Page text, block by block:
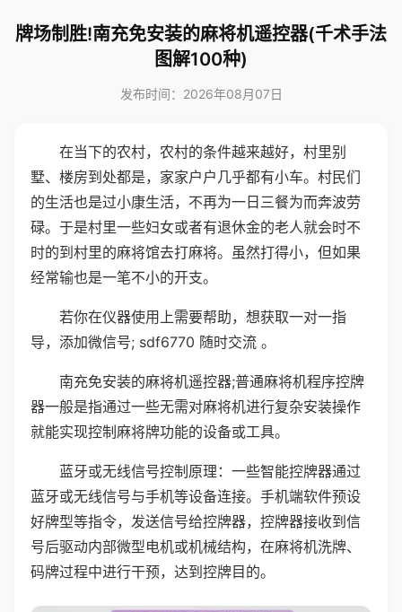
牌场制胜!南充免安装的麻将机遥控器(千术手法
图解100种)
发布时间：2026年08月07日
在当下的农村，农村的条件越来越好，村里别
墅、楼房到处都是，家家户户几乎都有小车。村民们
的生活也是过小康生活，不再为一日三餐为而奔波劳
碌。于是村里一些妇女或者有退休金的老人就会时不
时的到村里的麻将馆去打麻将。虽然打得小，但如果
经常输也是一笔不小的开支。
若你在仪器使用上需要帮助，想获取一对一指
导，添加微信号; sdf6770 随时交流 。
南充免安装的麻将机遥控器;普通麻将机程序控牌
器一般是指通过一些无需对麻将机进行复杂安装操作
就能实现控制麻将牌功能的设备或工具。
蓝牙或无线信号控制原理：一些智能控牌器通过
蓝牙或无线信号与手机等设备连接。手机端软件预设
好牌型等指令，发送信号给控牌器，控牌器接收到信
号后驱动内部微型电机或机械结构，在麻将机洗牌、
码牌过程中进行干预，达到控牌目的。